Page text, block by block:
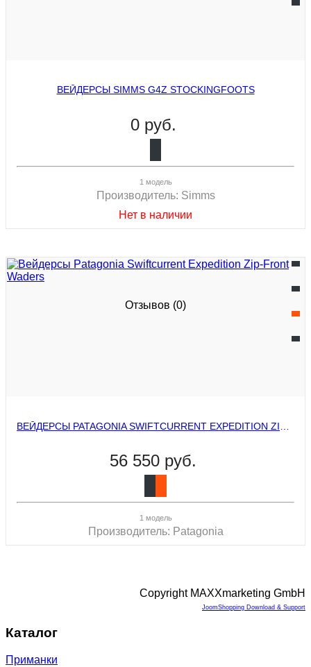
ВЕЙДЕРСЫ SIMMS G4Z STOCKINGFOOTS
0 руб.
1 модель
Производитель: Simms
Нет в наличии
Отзывов (0)
56 550 руб.
1 модель
Производитель: Patagonia
Copyright MAXXmarketing GmbH
JoomShopping Download & Support
Каталог
Приманки